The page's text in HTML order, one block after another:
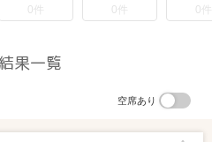
0件
0件
0件
果一覧
空席あり